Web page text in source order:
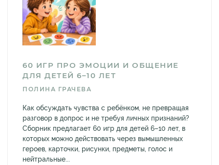
60 ИГР ПРО ЭМОЦИИ И ОБЩЕНИЕ
ДЛЯ ДЕТЕЙ 6–10 ЛЕТ
ПОЛИНА ГРАЧЕВА
Как обсуждать чувства с ребёнком, не превращая
разговор в допрос и не требуя личных признаний?
Сборник предлагает 60 игр для детей 6–10 лет, в
которых можно действовать через вымышленных
героев, карточки, рисунки, предметы, голос и
нейтральные...